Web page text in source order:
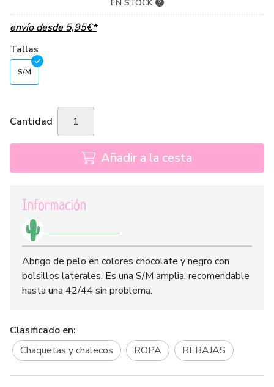
EN STOCK
envío desde5,95€*
Tallas
S/M
Cantidad
Añadir a la cesta
Información
Abrigo de pelo en colores chocolate y negro con
bolsillos laterales. Es una S/M amplia, recomendable
hasta una 42/44 sin problema.
Clasificado en:
Chaquetas y chalecos
ROPA REBAJAS